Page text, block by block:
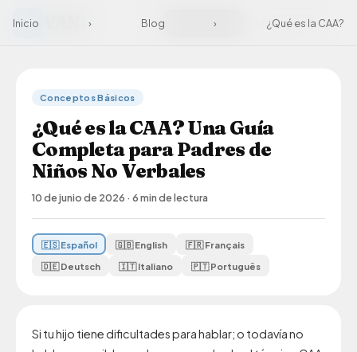
App Store Google Play
Inicio › Blog › ¿Qué es la CAA?
Conceptos Básicos
¿Qué es la CAA? Una Guía
Completa para Padres de
Niños No Verbales
10 de junio de 2026 · 6 min de lectura
🇪🇸 Español 🇬🇧 English
🇫🇷 Français
🇩🇪 Deutsch
🇮🇹 Italiano 🇵🇹 Português
Si tu hijo tiene dificultades para hablar; o todavía no